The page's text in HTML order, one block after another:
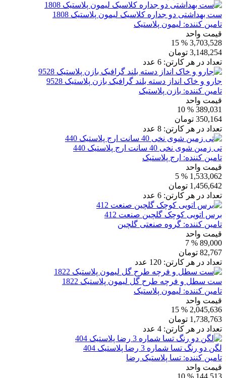
ست بهداشتی دو جداره کلاسیک لیمون پلاستیک 1808
تامین کننده: لیمون پلاستیک
قیمت واحد
3,703,528
% 15
3,148,254 تومان
تعداد در هر کارتن: 6 عدد
جارو و خاک انداز دسته بلند گرافیک بازن پلاستیک 9528
تامین کننده: بازن پلاستیک
قیمت واحد
389,031
% 10
350,164 تومان
تعداد در هر کارتن: 8 عدد
تی زمین شوی نخی 40 سانت ارج پلاستیک 440
تامین کننده: ارج پلاستیک
قیمت واحد
1,533,062
% 5
1,456,642 تومان
تعداد در هر کارتن: 6 عدد
برس اتویی کوچک گلچین صنعت 412
تامین کننده: گروه صنعتی گلچین
قیمت واحد
89,000
% 7
82,767 تومان
تعداد در هر کارتن: 120 عدد
ست سطل و فرچه طرح گل لیمون پلاستیک 1822
تامین کننده: لیمون پلاستیک
قیمت واحد
2,045,636
% 15
1,738,763 تومان
تعداد در هر کارتن: 4 عدد
لگن دو رنگ تسا شماره 3 رضا پلاستیک 404
تامین کننده: تسا پلاستیک رضا
قیمت واحد
144,513
% 10